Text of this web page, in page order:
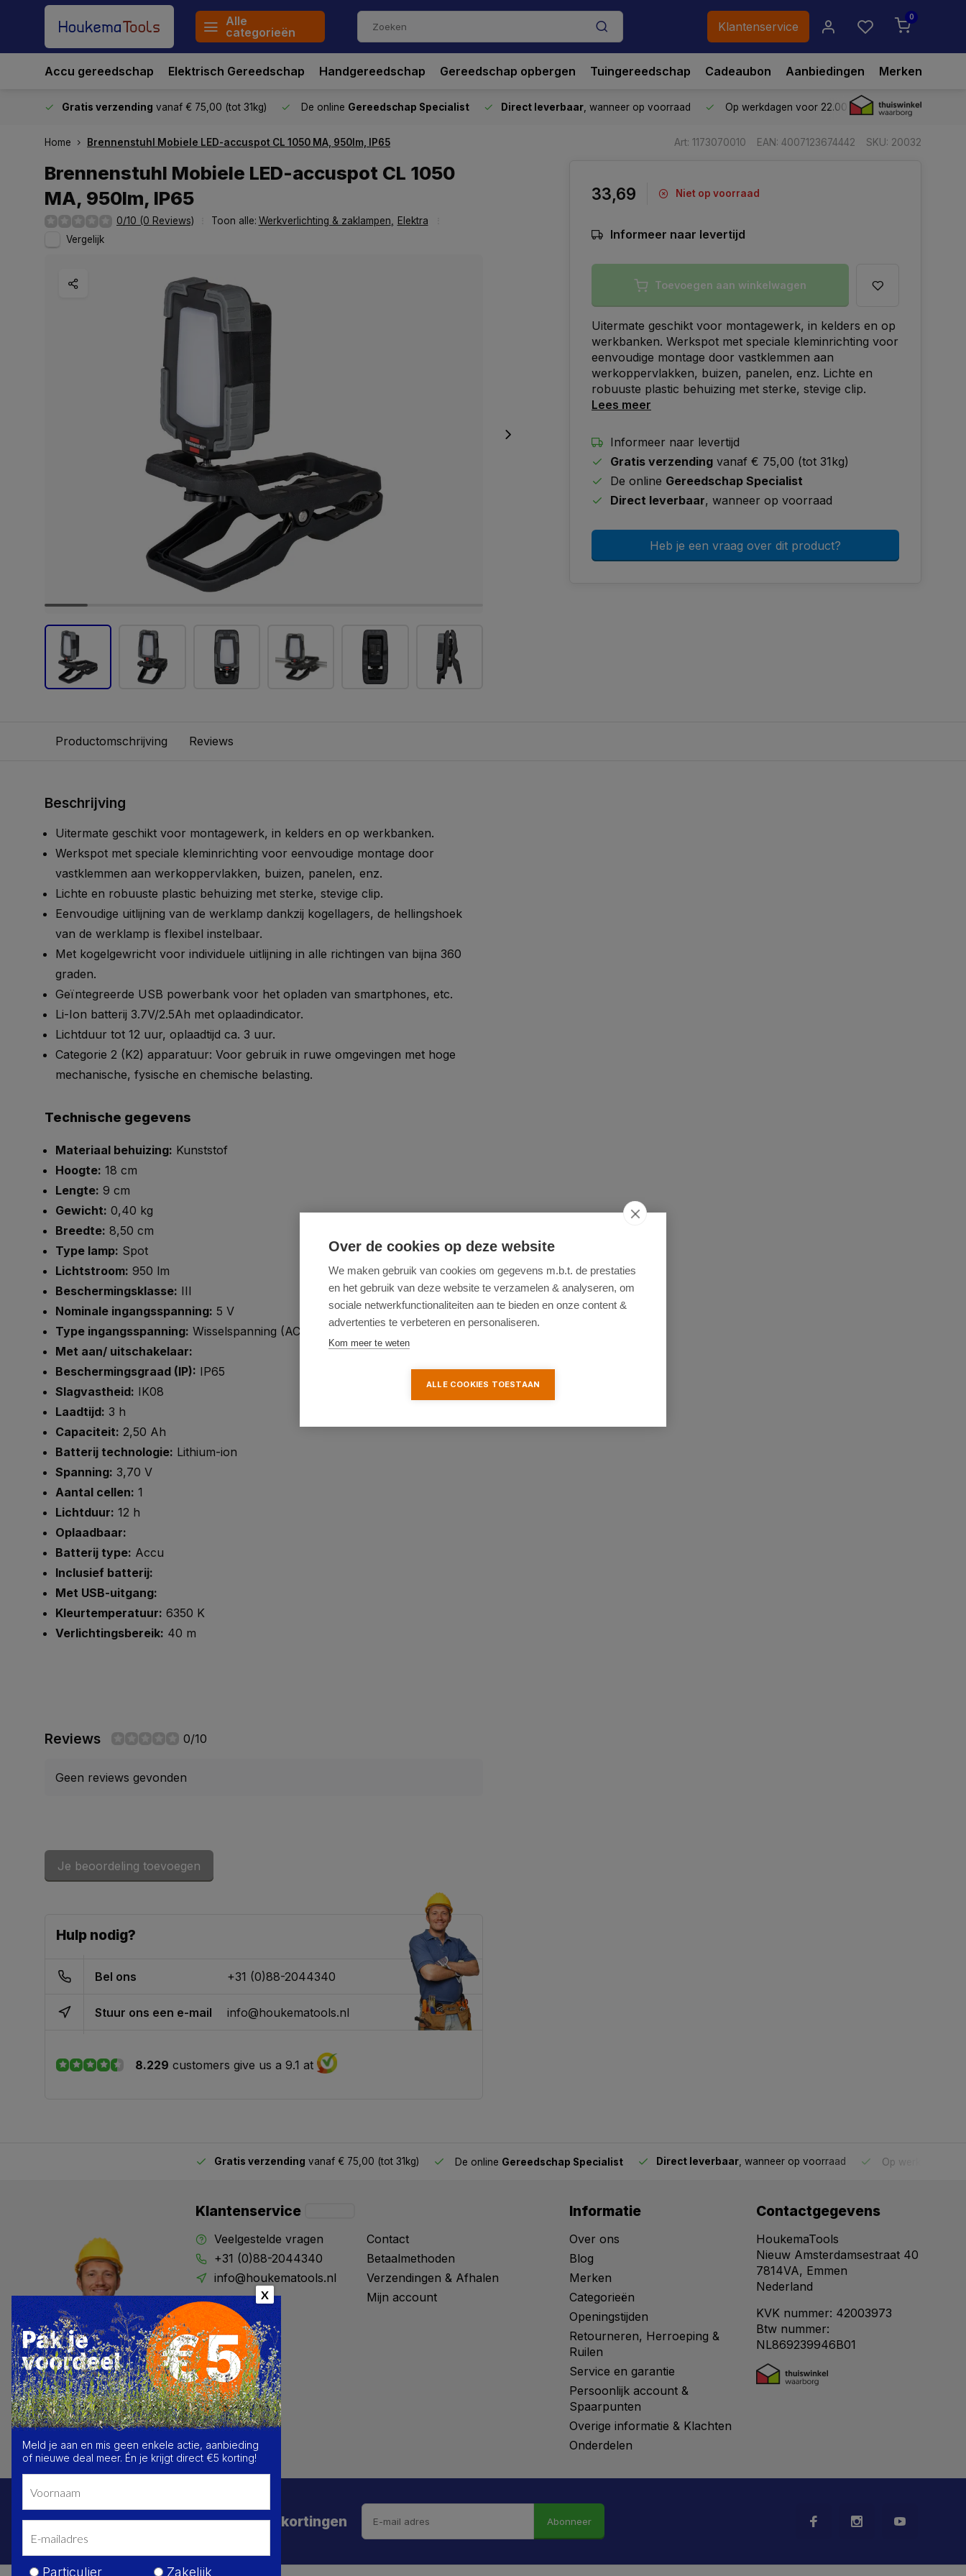
Alle
categorieën
Klantenservice
0
Accu gereedschap Elektrisch Gereedschap Handgereedschap Gereedschap opbergen Tuingereedschap Cadeaubon Aanbiedingen Merken
Gratis verzending vanaf € 75,00 (tot 31kg) De online Gereedschap Specialist Direct leverbaar , wanneer op voorraad Op werkdagen voor 22.00 uur besteld,vandaag
Home Brennenstuhl Mobiele LED-accuspot CL 1050 MA, 950lm, IP65 Art: 1173070010 EAN: 4007123674442 SKU: 20032
Brennenstuhl Mobiele LED-accuspot CL 1050
MA, 950lm, IP65
0/10 (0 Reviews) Toon alle: Werkverlichting & zaklampen
Elektra
Vergelijk
33,69 Niet op voorraad
Informeer naar levertijd
Toevoegen aan winkelwagen
Uitermate geschikt voor montagewerk, in kelders en op
werkbanken. Werkspot met speciale kleminrichting voor
eenvoudige montage door vastklemmen aan
werkoppervlakken, buizen, panelen, enz. Lichte en
robuuste plastic behuizing met sterke, stevige clip.
Lees meer
Informeer naar levertijd
Gratis verzending vanaf € 75,00 (tot 31kg)
De online Gereedschap Specialist
Direct leverbaar, wanneer op voorraad
Heb je een vraag over dit product?
Productomschrijving Reviews
Beschrijving
Uitermate geschikt voor montagewerk, in kelders en op werkbanken.
Werkspot met speciale kleminrichting voor eenvoudige montage door
vastklemmen aan werkoppervlakken, buizen, panelen, enz.
Lichte en robuuste plastic behuizing met sterke, stevige clip.
Eenvoudige uitlijning van de werklamp dankzij kogellagers, de hellingshoek
van de werklamp is flexibel instelbaar.
Met kogelgewricht voor individuele uitlijning in alle richtingen van bijna 360
graden.
Geïntegreerde USB powerbank voor het opladen van smartphones, etc.
Li-Ion batterij 3.7V/2.5Ah met oplaadindicator.
Lichtduur tot 12 uur, oplaadtijd ca. 3 uur.
Categorie 2 (K2) apparatuur: Voor gebruik in ruwe omgevingen met hoge
mechanische, fysische en chemische belasting.
Technische gegevens
Materiaal behuizing: Kunststof
Hoogte: 18 cm
Lengte: 9 cm
Gewicht: 0,40 kg
Breedte: 8,50 cm
Type lamp: Spot
Lichtstroom: 950 lm
Beschermingsklasse: III
Nominale ingangsspanning: 5 V
Type ingangsspanning: Wisselspanning (AC)
Met aan/ uitschakelaar:
Beschermingsgraad (IP): IP65
Slagvastheid: IK08
Laadtijd: 3 h
Capaciteit: 2,50 Ah
Batterij technologie: Lithium-ion
Spanning: 3,70 V
Aantal cellen: 1
Lichtduur: 12 h
Oplaadbaar:
Batterij type: Accu
Inclusief batterij:
Met USB-uitgang:
Kleurtemperatuur: 6350 K
Verlichtingsbereik: 40 m
Reviews 0/10
Geen reviews gevonden
Je beoordeling toevoegen
Hulp nodig?
Bel ons +31 (0)88-2044340
Stuur ons een e-mail info@houkematools.nl
8.229 customers give us a 9.1 at
Gratis verzending vanaf € 75,00 (tot 31kg) De online Gereedschap Specialist Direct leverbaar , wanneer op voorraad Op werkdagen
Klantenservice
Veelgestelde vragen
+31 (0)88-2044340
info@houkematools.nl
Contact
Betaalmethoden
Verzendingen & Afhalen
Mijn account
Informatie
Over ons
Blog
Merken
Categorieën
Openingstijden
Retourneren, Herroeping &
Ruilen
Service en garantie
Persoonlijk account &
Spaarpunten
Overige informatie & Klachten
Onderdelen
Contactgegevens
HoukemaTools
Nieuw Amsterdamsestraat 40
7814VA, Emmen
Nederland
KVK nummer: 42003973
Btw nummer:
NL869239946B01
Schrijf je in voor de beste deals en kortingen Abonneer
X
Meld je aan en mis geen enkele actie, aanbieding
of nieuwe deal meer. Én je krijgt direct €5 korting!
Particulier Zakelijk
Over de cookies op deze website
We maken gebruik van cookies om gegevens m.b.t. de prestaties
en het gebruik van deze website te verzamelen & analyseren, om
sociale netwerkfunctionaliteiten aan te bieden en onze content &
advertenties te verbeteren en personaliseren.
Kom meer te weten
ALLE COOKIES TOESTAAN